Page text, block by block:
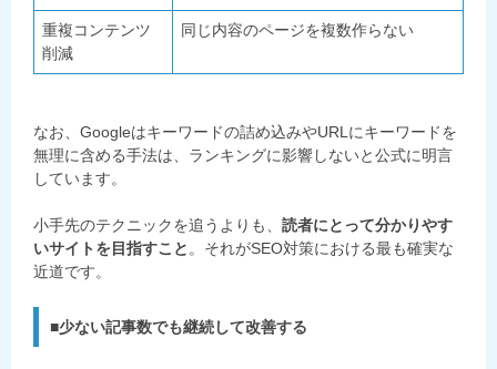
重複コンテンツ
削減
同じ内容のページを複数作らない
なお、Googleはキーワードの詰め込みやURLにキーワードを
無理に含める手法は、ランキングに影響しないと公式に明言
しています。
小手先のテクニックを追うよりも、 読者にとって分かりやす
いサイトを目指すこと 。それがSEO対策における最も確実な
近道です。
■少ない記事数でも継続して改善する